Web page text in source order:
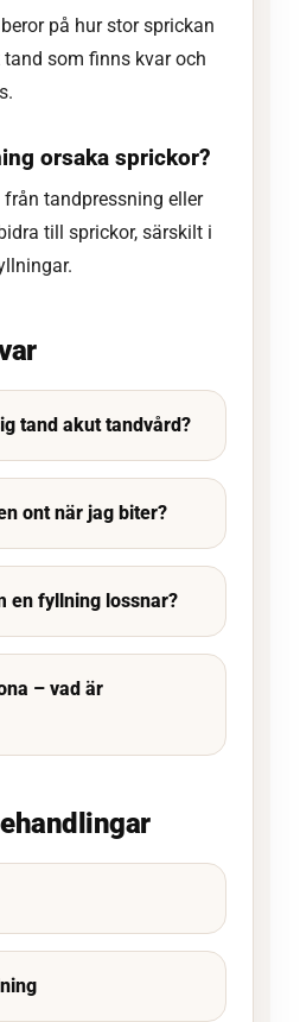
på hur stor sprickan
som finns kvar och
orsaka sprickor?
tandpressning eller
till sprickor, särskilt i
tand akut tandvård?
ont när jag biter?
en fyllning lossnar?
– vad är